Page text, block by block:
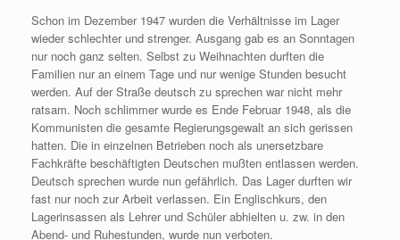
Schon im Dezember 1947 wurden die Verhältnisse im Lager
wieder schlechter und strenger. Ausgang gab es an Sonntagen
nur noch ganz selten. Selbst zu Weihnachten durften die
Familien nur an einem Tage und nur wenige Stunden besucht
werden. Auf der Straße deutsch zu sprechen war nicht mehr
ratsam. Noch schlimmer wurde es Ende Februar 1948, als die
Kommunisten die gesamte Regierungsgewalt an sich gerissen
hatten. Die in einzelnen Betrieben noch als unersetzbare
Fachkräfte beschäftigten Deutschen mußten entlassen werden.
Deutsch sprechen wurde nun gefährlich. Das Lager durften wir
fast nur noch zur Arbeit verlassen. Ein Englischkurs, den
Lagerinsassen als Lehrer und Schüler abhielten u. zw. in den
Abend- und Ruhestunden, wurde nun verboten.